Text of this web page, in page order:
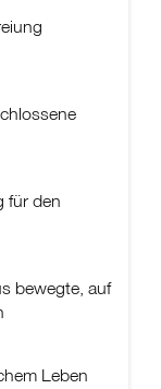
für den
bewegte, auf
Leben